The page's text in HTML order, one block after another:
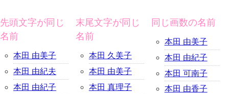
先頭文字が同じ
名前
本田 由美子
本田 由紀夫
本田 由紀子
末尾文字が同じ
名前
本田 久美子
本田 由美子
本田 真理子
同じ画数の名前
本田 由美子
本田 由紀子
本田 可南子
本田 由香子